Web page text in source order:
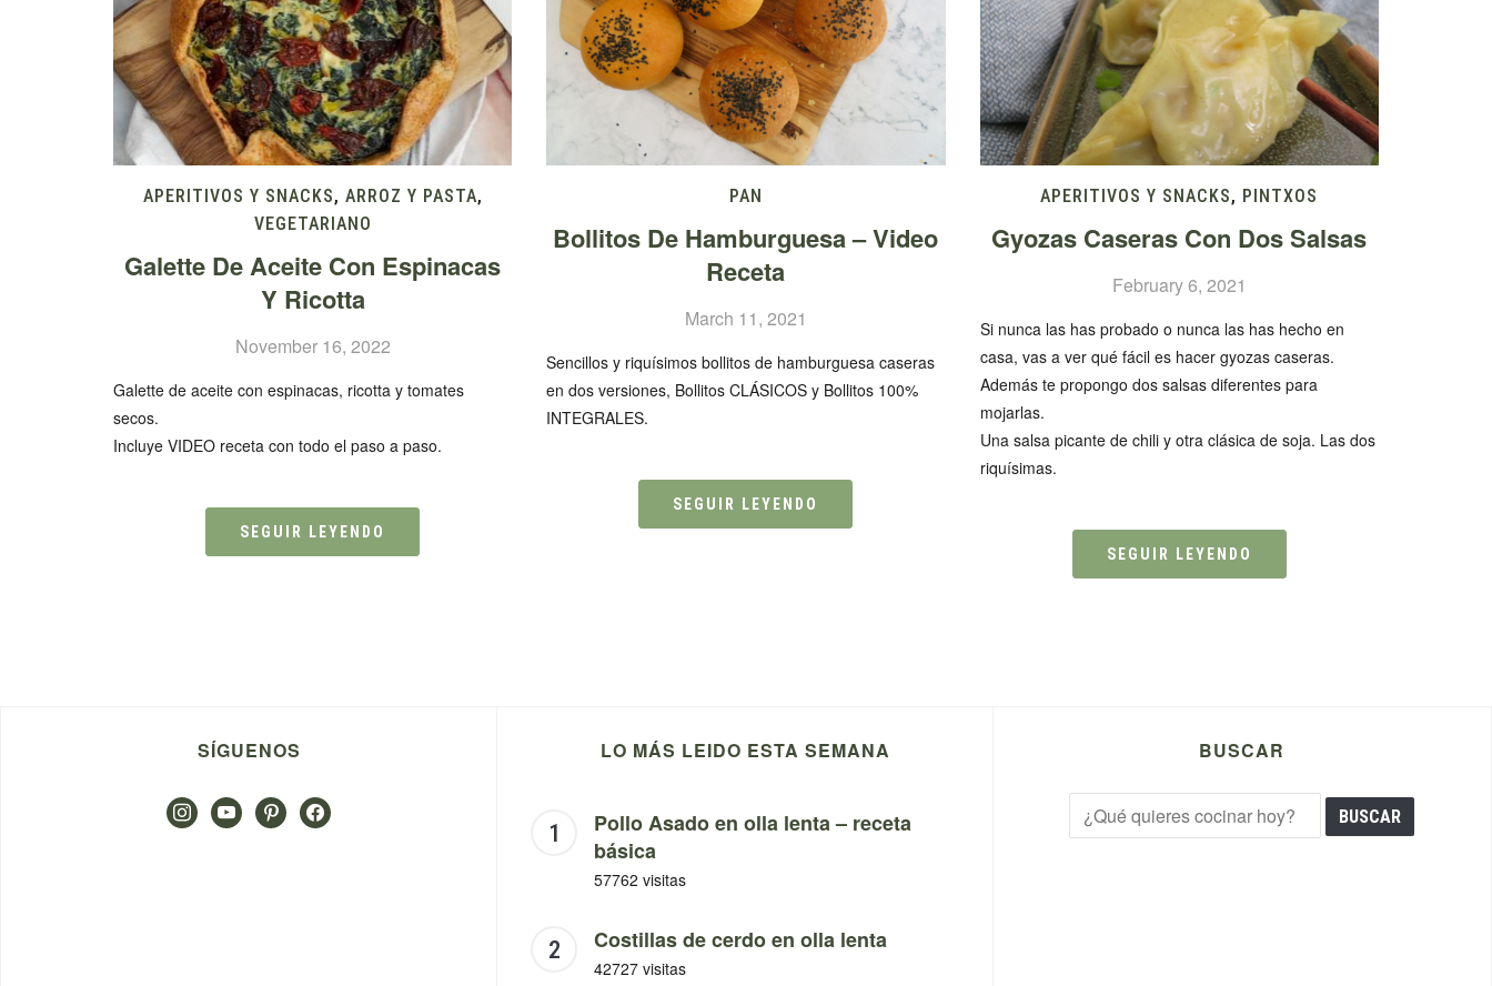
APERITIVOS Y SNACKS, ARROZ Y PASTA,
VEGETARIANO
Galette De Aceite Con Espinacas
Y Ricotta
November 16, 2022
Galette de aceite con espinacas, ricotta y tomates
secos.
Incluye VIDEO receta con todo el paso a paso.
SEGUIR LEYENDO
PAN
Bollitos De Hamburguesa – Video
Receta
March 11, 2021
Sencillos y riquísimos bollitos de hamburguesa caseras
en dos versiones, Bollitos CLÁSICOS y Bollitos 100%
INTEGRALES.
SEGUIR LEYENDO
APERITIVOS Y SNACKS, PINTXOS
Gyozas Caseras Con Dos Salsas
February 6, 2021
Si nunca las has probado o nunca las has hecho en
casa, vas a ver qué fácil es hacer gyozas caseras.
Además te propongo dos salsas diferentes para
mojarlas.
Una salsa picante de chili y otra clásica de soja. Las dos
riquísimas.
SEGUIR LEYENDO
SÍGUENOS
instagramyoutubepinterestfacebook
LO MÁS LEIDO ESTA SEMANA
Pollo Asado en olla lenta – receta
básica
57762 visitas
Costillas de cerdo en olla lenta
42727 visitas
BUSCAR